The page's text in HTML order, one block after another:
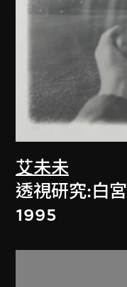
艾未未
透視研究:白宮
1995